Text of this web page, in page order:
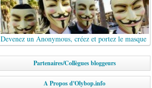
Devenez un Anonymous, créez et portez le masque
Partenaires/Collègues bloggeurs
A Propos d'Olybop.info